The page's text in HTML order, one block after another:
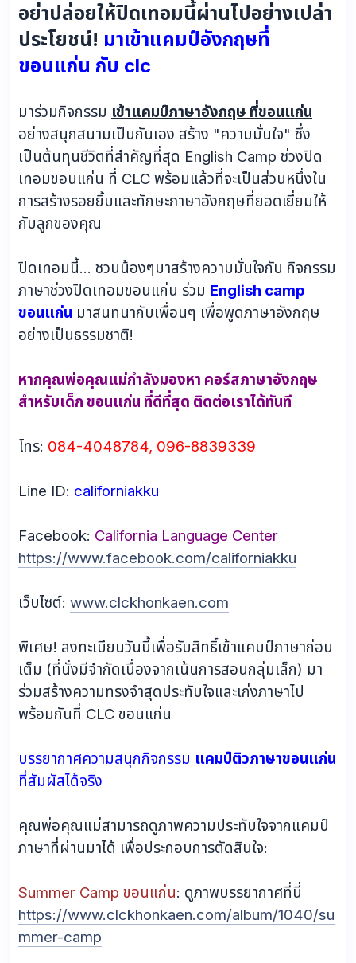
อย่าปล่อยให้ปิดเทอมนี้ผ่านไปอย่างเปล่า
ประโยชน์! มาเข้าแคมป์อังกฤษที่
ขอนแก่น กับ clc
มาร่วมกิจกรรม เข้าแคมป์ภาษาอังกฤษ ที่ขอนแก่น
อย่างสนุกสนามเป็นกันเอง สร้าง "ความมั่นใจ" ซึ่ง
เป็นต้นทุนชีวิตที่สำคัญที่สุด English Camp ช่วงปิด
เทอมขอนแก่น ที่ CLC พร้อมแล้วที่จะเป็นส่วนหนึ่งใน
การสร้างรอยยิ้มและทักษะภาษาอังกฤษที่ยอดเยี่ยมให้
กับลูกของคุณ
ปิดเทอมนี้... ชวนน้องๆมาสร้างความมั่นใจกับ กิจกรรม
ภาษาช่วงปิดเทอมขอนแก่น ร่วม English camp
ขอนแก่น มาสนทนากับเพื่อนๆ เพื่อพูดภาษาอังกฤษ
อย่างเป็นธรรมชาติ!
หากคุณพ่อคุณแม่กำลังมองหา คอร์สภาษาอังกฤษ
สำหรับเด็ก ขอนแก่น ที่ดีที่สุด ติดต่อเราได้ทันที
โทร: 084-4048784, 096-8839339
Line ID: californiakku
Facebook: California Language Center
https://www.facebook.com/californiakku
เว็บไซต์: www.clckhonkaen.com
พิเศษ! ลงทะเบียนวันนี้เพื่อรับสิทธิ์เข้าแคมป์ภาษาก่อน
เต็ม (ที่นั่งมีจำกัดเนื่องจากเน้นการสอนกลุ่มเล็ก) มา
ร่วมสร้างความทรงจำสุดประทับใจและเก่งภาษาไป
พร้อมกันที่ CLC ขอนแก่น
บรรยากาศความสนุกกิจกรรม แคมป์ติวภาษาขอนแก่น
ที่สัมผัสได้จริง
คุณพ่อคุณแม่สามารถดูภาพความประทับใจจากแคมป์
ภาษาที่ผ่านมาได้ เพื่อประกอบการตัดสินใจ:
Summer Camp ขอนแก่น: ดูภาพบรรยากาศที่นี่
https://www.clckhonkaen.com/album/1040/su
mmer-camp